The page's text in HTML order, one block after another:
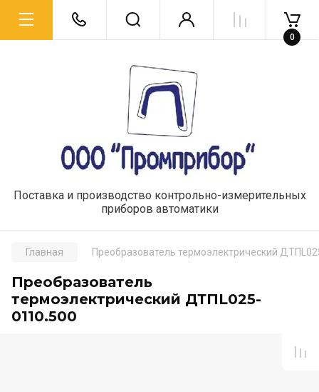
Поставка и производство контрольно-измерительных
приборов автоматики
0
Главная Преобразователь термоэлектрический
Преобразователь
термоэлектрический ДТПL025-
0110.500